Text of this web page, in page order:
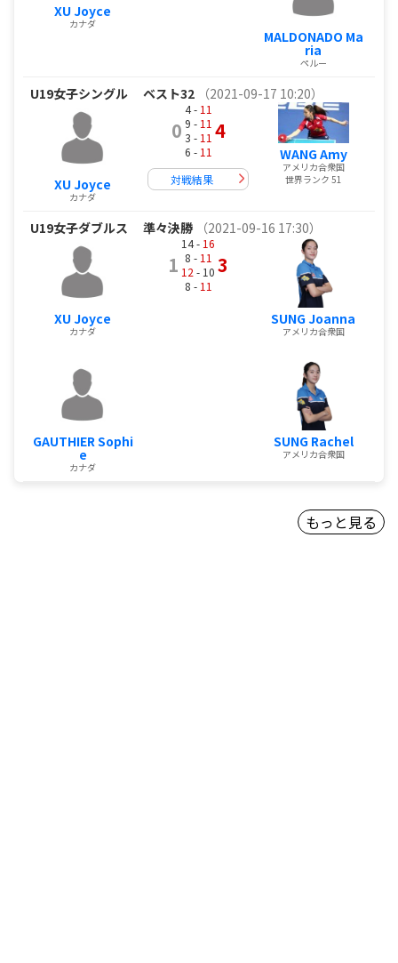
XU Joyce
カナダ
MALDONADO Ma
ria
ペルー
U19女子シングル ベスト32 （2021-09-17 10:20）
XU Joyce
カナダ
0
4 - 11
9 - 11
3 - 11
6 - 11
4
対戦結果
WANG Amy
アメリカ合衆国
世界ランク 51
U19女子ダブルス 準々決勝 （2021-09-16 17:30）
XU Joyce
カナダ
GAUTHIER Sophi
e
カナダ
1
14 - 16
8 - 11
12 - 10
8 - 11
3
SUNG Joanna
アメリカ合衆国
SUNG Rachel
アメリカ合衆国
もっと見る